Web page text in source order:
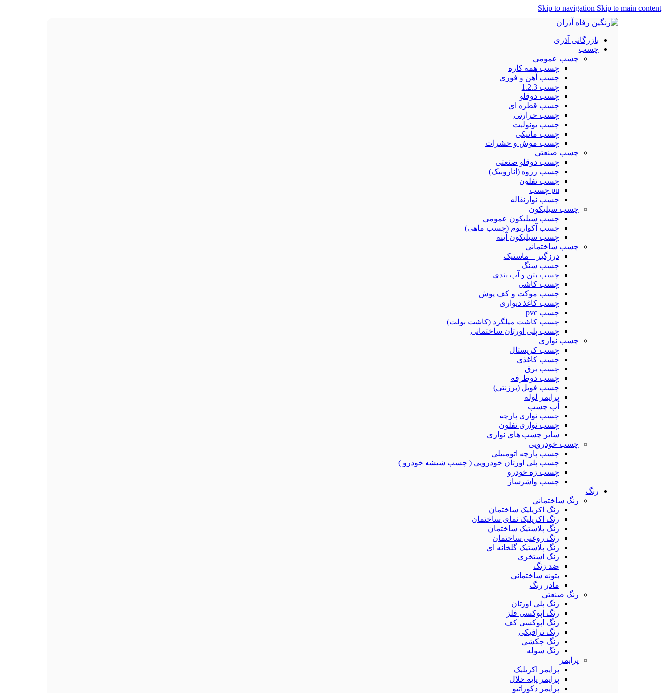
Skip to navigation Skip to main content
بازرگانی آذری
چسب
چسب عمومی
چسب همه کاره
چسب آهن و فوری
چسب 1.2.3
چسب دوقلو
چسب قطره ای
چسب حرارتی
چسب یونولیت
چسب ماتیکی
چسب موش و حشرات
چسب صنعتی
چسب دوقلو صنعتی
چسب رزوه (اناروبیک)
چسب تفلون
pu چسب
چسب نوارنقاله
چسب سیلیکون
چسب سیلیکون عمومی
چسب آکواریوم (چسب ماهی)
چسب سیلیکون آینه
چسب ساختمانی
درزگیر – ماستیک
چسب سنگ
چسب بتن و آب بندی
چسب کاشی
چسب موکت و کف پوش
چسب کاغذ دیواری
چسب pvc
چسب کاشت میلگرد (کاشت بولت)
چسب پلی اورتان ساختمانی
چسب نواری
چسب کریستال
چسب کاغذی
چسب برق
چسب دوطرفه
چسب فویل (برزنتی)
پرایمر لوله
آب چسب
چسب نواری پارچه
چسب نواری تفلون
سایر چسب های نواری
چسب خودرویی
چسب پارچه اتومبیلی
چسب پلی اورتان خودرویی ( چسب شیشه خودرو )
چسب زه خودرو
چسب واشرساز
رنگ
رنگ ساختمانی
رنگ اکریلیک ساختمان
رنگ اکریلیک نمای ساختمان
رنگ پلاستیک ساختمان
رنگ روغنی ساختمان
رنگ پلاستیک گلخانه ای
رنگ استخری
ضد زنگ
بتونه ساختمانی
مادر رنگ
رنگ صنعتی
رنگ پلی اورتان
رنگ اپوکسی فلز
رنگ اپوکسی کف
رنگ ترافیکی
رنگ چکشی
رنگ سوله
پرایمر
پرایمر اکریلیک
پرایمر پایه حلال
پرایمر دکوراتیو